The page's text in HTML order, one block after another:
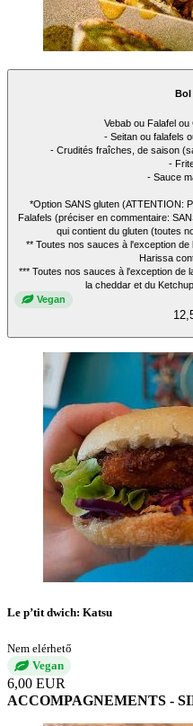
Bol
Vebab ou Falafel ou
- Seitan ou falafels
- Crudités fraîches, de saison
-
- Sauce
*Option SANS gluten (ATTENTION:
Falafels (préciser en commentaire:
qui contient du gluten (toutes
** Toutes nos sauces à l'exception
Harissa
*** Toutes nos sauces à l'exception de
la cheddar et du
Vegan
Le p’tit dwich: Katsu
Nem elérhető
Vegan
6,00 EUR
ACCOMPAGNEMENTS -